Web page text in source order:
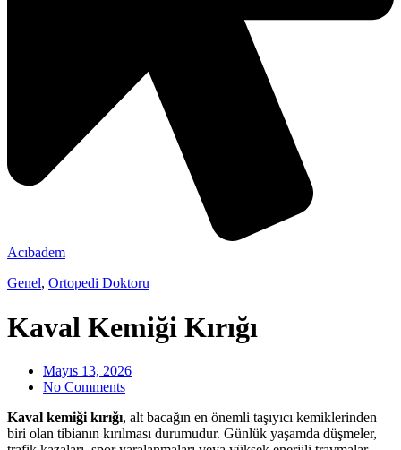
Acıbadem
Genel, Ortopedi Doktoru
Kaval Kemiği Kırığı
Mayıs 13, 2026
No Comments
Kaval kemiği kırığı, alt bacağın en önemli taşıyıcı kemiklerinden
biri olan tibianın kırılması durumudur. Günlük yaşamda düşmeler,